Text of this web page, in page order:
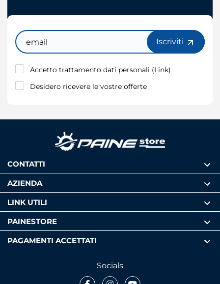
Email
Iscriviti
Accetto trattamento dati personali (Link)
Desidero ricevere le vostre offerte
CONTATTI
AZIENDA
LINK UTILI
PAINESTORE
PAGAMENTI ACCETTATI
Socials
FacebookInstagramYoutube